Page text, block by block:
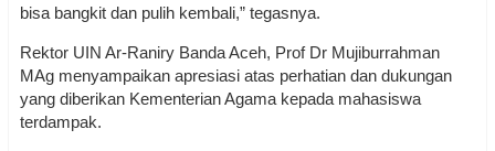
bisa bangkit dan pulih kembali,” tegasnya.
Rektor UIN Ar-Raniry Banda Aceh, Prof Dr Mujiburrahman
MAg menyampaikan apresiasi atas perhatian dan dukungan
yang diberikan Kementerian Agama kepada mahasiswa
terdampak.